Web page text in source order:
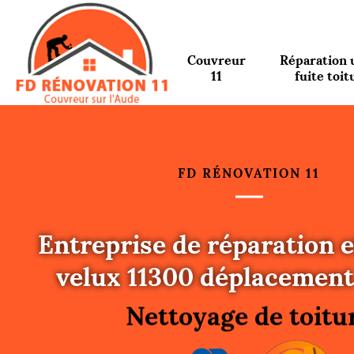
Couvreur
11
Réparation
fuite
FD RÉNOVATION 11
Entreprise de réparation
velux 11300
Urgence fuite
Changement de
Nettoyage de